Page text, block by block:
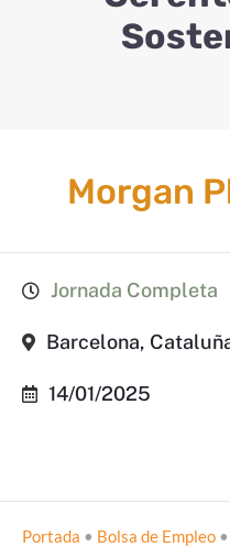
Morgan
Jornada Completa
Barcelona,
14/01/2025
Portada • Bolsa de Empleo •